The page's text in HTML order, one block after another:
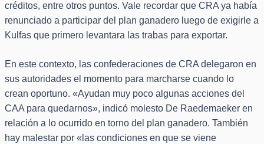
créditos, entre otros puntos. Vale recordar que CRA ya había
renunciado a participar del plan ganadero luego de exigirle a
Kulfas que primero levantara las trabas para exportar.
En este contexto, las confederaciones de CRA delegaron en
sus autoridades el momento para marcharse cuando lo
crean oportuno. «Ayudan muy poco algunas acciones del
CAA para quedarnos», indicó molesto De Raedemaeker en
relación a lo ocurrido en torno del plan ganadero. También
hay malestar por «las condiciones en que se viene